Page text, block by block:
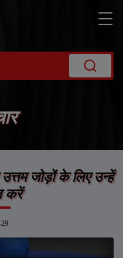
जोड़ों के लिए उन्हें
करें